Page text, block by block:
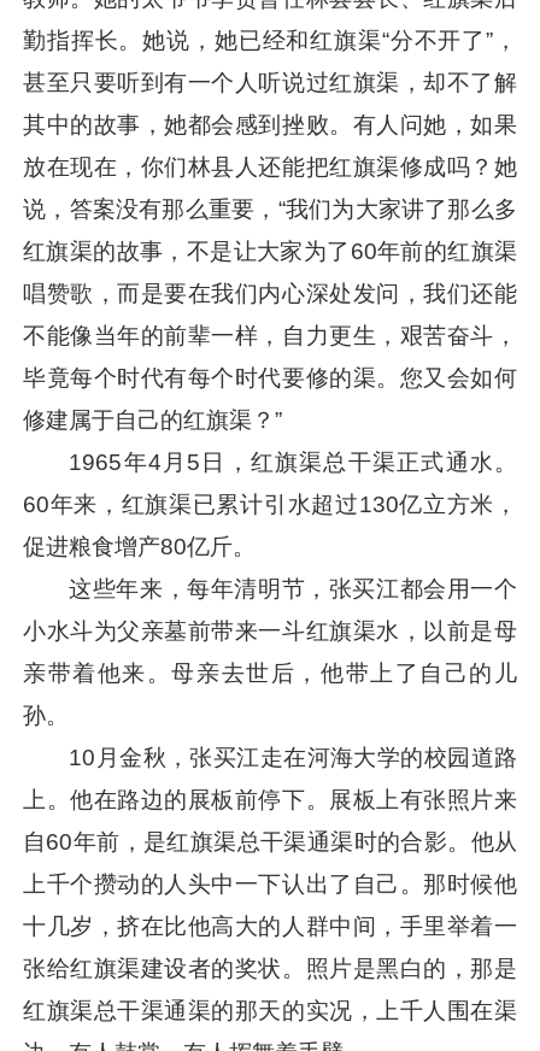
勤指挥长。她说，她已经和红旗渠“分不开了”，
甚至只要听到有一个人听说过红旗渠，却不了解
其中的故事，她都会感到挫败。有人问她，如果
放在现在，你们林县人还能把红旗渠修成吗？她
说，答案没有那么重要，“我们为大家讲了那么多
红旗渠的故事，不是让大家为了60年前的红旗渠
唱赞歌，而是要在我们内心深处发问，我们还能
不能像当年的前辈一样，自力更生，艰苦奋斗，
毕竟每个时代有每个时代要修的渠。您又会如何
修建属于自己的红旗渠？”
1965年4月5日，红旗渠总干渠正式通水。
60年来，红旗渠已累计引水超过130亿立方米，
促进粮食增产80亿斤。
这些年来，每年清明节，张买江都会用一个
小水斗为父亲墓前带来一斗红旗渠水，以前是母
亲带着他来。母亲去世后，他带上了自己的儿
孙。
10月金秋，张买江走在河海大学的校园道路
上。他在路边的展板前停下。展板上有张照片来
自60年前，是红旗渠总干渠通渠时的合影。他从
上千个攒动的人头中一下认出了自己。那时候他
十几岁，挤在比他高大的人群中间，手里举着一
张给红旗渠建设者的奖状。照片是黑白的，那是
红旗渠总干渠通渠的那天的实况，上千人围在渠